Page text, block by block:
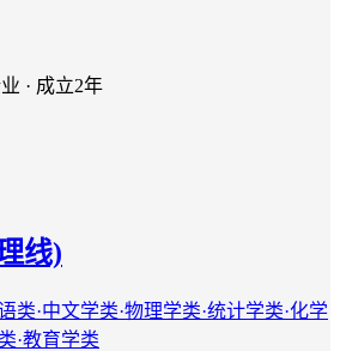
· 成立2年
线)
类·中文学类·物理学类·统计学类·化学
·教育学类